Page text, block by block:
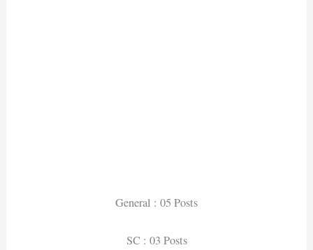
General : 05 Posts
SC : 03 Posts